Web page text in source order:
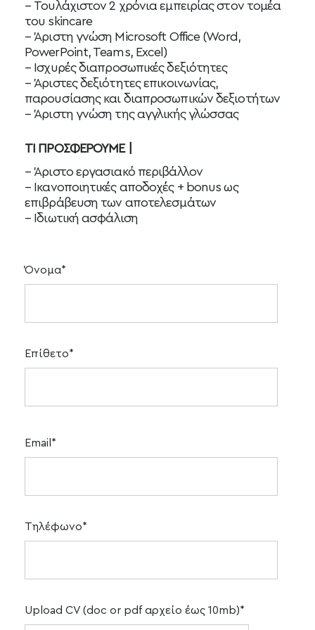
– Τουλάχιστον 2 χρόνια εμπειρίας στον τομέα
του skincare
– Άριστη γνώση Microsoft Office (Word,
PowerPoint, Teams, Excel)
– Ισχυρές διαπροσωπικές δεξιότητες
– Άριστες δεξιότητες επικοινωνίας,
παρουσίασης και διαπροσωπικών δεξιοτήτων
– Άριστη γνώση της αγγλικής γλώσσας
ΤΙ ΠΡΟΣΦΕΡΟΥΜΕ |
– Άριστο εργασιακό περιβάλλον
– Ικανοποιητικές αποδοχές + bonus ως
επιβράβευση των αποτελεσμάτων
– Ιδιωτική ασφάλιση
Όνομα*
Επίθετο*
Email*
Τηλέφωνο*
Upload CV (doc or pdf αρχείο έως 10mb)*